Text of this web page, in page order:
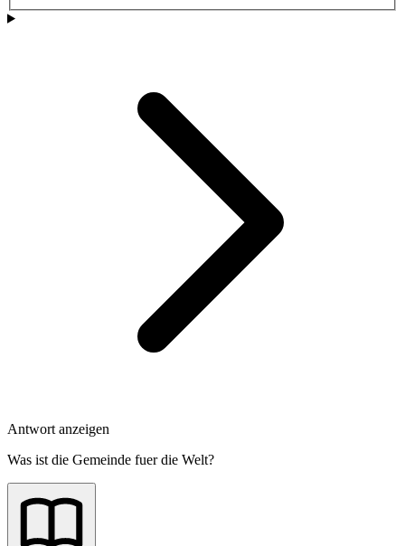
Antwort anzeigen
Was ist die Gemeinde fuer die Welt?